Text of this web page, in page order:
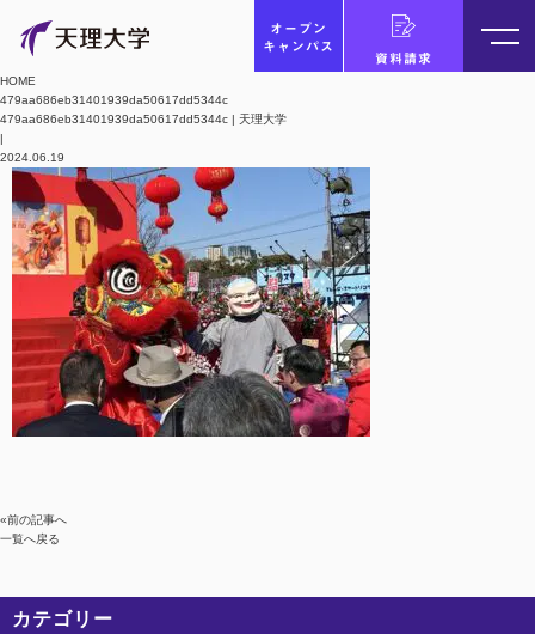
オープン
キャンパス
資料請求
HOME
479aa686eb31401939da50617dd5344c
479aa686eb31401939da50617dd5344c | 天理大学
|
2024.06.19
«前の記事へ
一覧へ戻る
カテゴリー